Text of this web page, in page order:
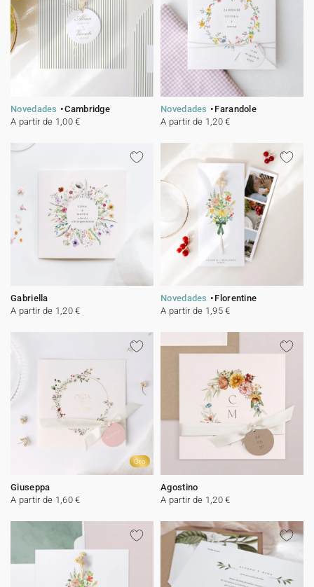
Novedades
Cambridge
A partir de 1,00 €
Novedades
Farandole
A partir de 1,20 €
Gabriella
A partir de 1,20 €
Novedades
Florentine
A partir de 1,95 €
Oro
Giuseppa
A partir de 1,60 €
Agostino
A partir de 1,20 €